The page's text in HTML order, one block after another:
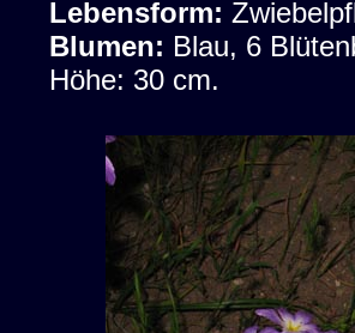
Lebensform:
Blumen: Blau, 6
Höhe: 30 cm.